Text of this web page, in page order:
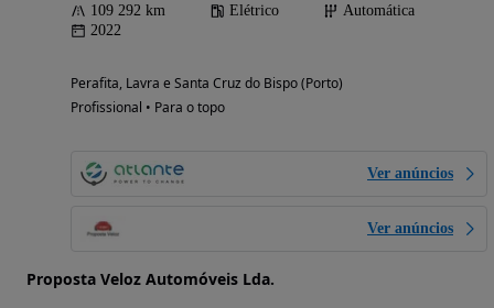
109 292 km Elétrico
Automática
2022
Perafita, Lavra e Santa Cruz do Bispo (Porto)
Profissional • Para o topo
Ver anúncios
Ver anúncios
Proposta Veloz Automóveis Lda.